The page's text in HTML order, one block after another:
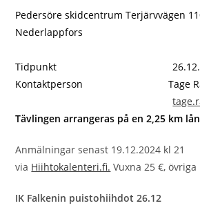
Pedersöre skidcentrum Terjärvvägen
Nederlappfors
Tidpunkt 26.12.2024
Kontaktperson Tage Ray
Tävlingen arrangeras på en 2,25 km
Anmälningar senast 19.12.2024 kl 21
via Hiihtokalenteri.fi. Vuxna 25 €,
IK Falkenin puistohiihdot 26.12